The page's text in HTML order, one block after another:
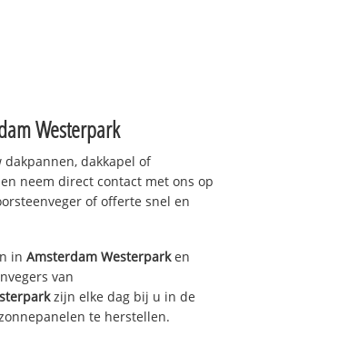
Westerpark
dakkapel of
neem direct contact met ons op
of offerte snel en
in Amsterdam Westerparken
van
zijn elke dag bij u in de
te herstellen.